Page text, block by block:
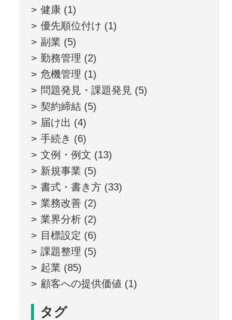
健康 (1)
優先順位付け (1)
副業 (5)
勤務管理 (2)
危機管理 (1)
問題発見・課題発見 (5)
契約締結 (5)
届け出 (4)
手続き (6)
文例・例文 (13)
新規事業 (5)
書式・書き方 (33)
業務改善 (2)
業界分析 (2)
目標設定 (6)
課題整理 (5)
起業 (85)
顧客への提供価値 (1)
タグ